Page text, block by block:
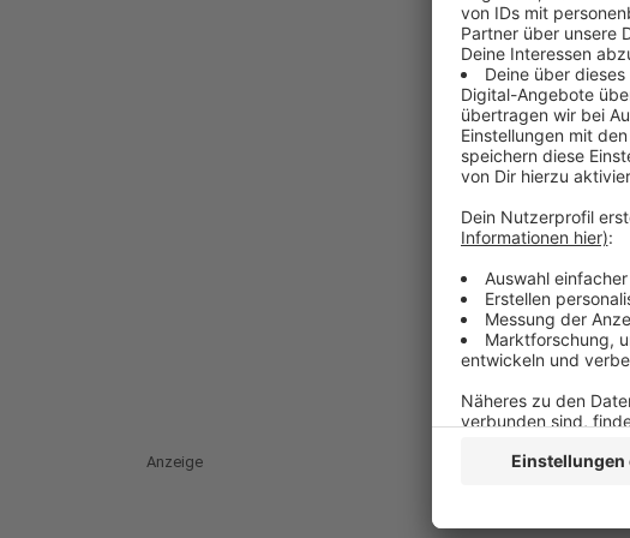
Anzeige